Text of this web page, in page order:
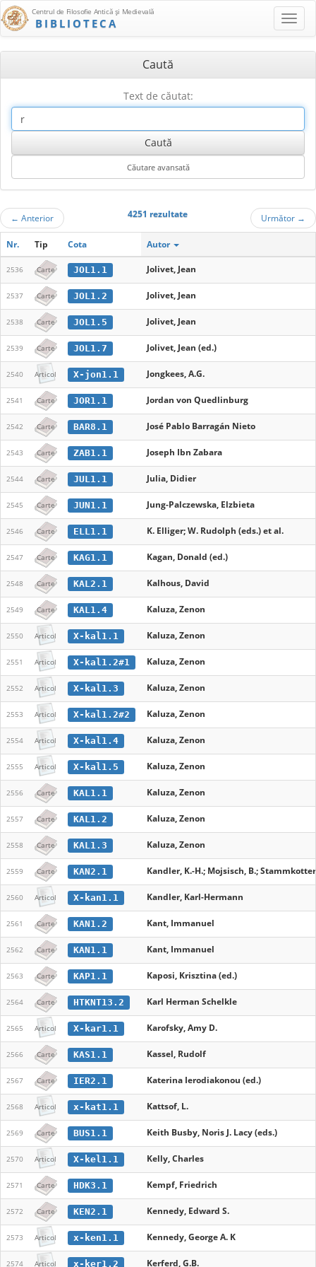
Centrul de Filosofie Antică şi Medievală
BIBLIOTECA
Caută
Text de căutat:
← Anterior 4251 rezultate Următor →
Nr. Tip Cota Autor
2536 Carte JOL1.1 Jolivet, Jean
2537 Carte JOL1.2 Jolivet, Jean
2538 Carte JOL1.5 Jolivet, Jean
2539 Carte JOL1.7 Jolivet, Jean (ed.)
2540 Articol X-jon1.1 Jongkees, A.G.
2541 Carte JOR1.1 Jordan von Quedlinburg
2542 Carte BAR8.1 José Pablo Barragán Nieto
2543 Carte ZAB1.1 Joseph Ibn Zabara
2544 Carte JUL1.1 Julia, Didier
2545 Carte JUN1.1 Jung-Palczewska, Elzbieta
2546 Carte ELL1.1 K. Elliger; W. Rudolph (eds.) et al.
2547 Carte KAG1.1 Kagan, Donald (ed.)
2548 Carte KAL2.1 Kalhous, David
2549 Carte KAL1.4 Kaluza, Zenon
2550 Articol X-kal1.1 Kaluza, Zenon
2551 Articol X-kal1.2#1 Kaluza, Zenon
2552 Articol X-kal1.3 Kaluza, Zenon
2553 Articol X-kal1.2#2 Kaluza, Zenon
2554 Articol X-kal1.4 Kaluza, Zenon
2555 Articol X-kal1.5 Kaluza, Zenon
2556 Carte KAL1.1 Kaluza, Zenon
2557 Carte KAL1.2 Kaluza, Zenon
2558 Carte KAL1.3 Kaluza, Zenon
2559 Carte KAN2.1 Kandler, K.-H.; Mojsisch, B.;
2560 Articol X-kan1.1 Kandler, Karl-Hermann
2561 Carte KAN1.2 Kant, Immanuel
2562 Carte KAN1.1 Kant, Immanuel
2563 Carte KAP1.1 Kaposi, Krisztina (ed.)
2564 Carte HTKNT13.2 Karl Herman Schelkle
2565 Articol X-kar1.1 Karofsky, Amy D.
2566 Carte KAS1.1 Kassel, Rudolf
2567 Carte IER2.1 Katerina Ierodiakonou (ed.)
2568 Articol x-kat1.1 Kattsof, L.
2569 Carte BUS1.1 Keith Busby, Noris J. Lacy (eds.)
2570 Articol X-kel1.1 Kelly, Charles
2571 Carte HDK3.1 Kempf, Friedrich
2572 Carte KEN2.1 Kennedy, Edward S.
2573 Articol x-ken1.1 Kennedy, George A. K
2574 Articol x-ker1.2 Kerferd, G.B.